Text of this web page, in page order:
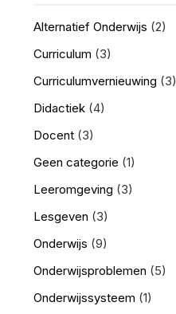
Alternatief Onderwijs (2)
Curriculum (3)
Curriculumvernieuwing (3)
Didactiek (4)
Docent (3)
Geen categorie (1)
Leeromgeving (3)
Lesgeven (3)
Onderwijs (9)
Onderwijsproblemen (5)
Onderwijssysteem (1)